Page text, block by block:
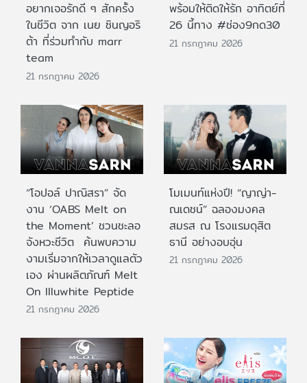
อยากเจอรักดี ๆ สักครั้ง
ในชีวิต จาก เนย ซินญอริ
ต้า ที่ร่วมทำกับ marr
team
21 กรกฎาคม 2026
พร้อมให้ติดให้รัก อาทิตย์ที่
26 นี้ทาง #ช่อง9กด30
21 กรกฎาคม 2026
“โอปอล์ ปาณิสรา” จัด
งาน ‘OABS Melt on
the Moment’ ชวนชะลอ
จังหวะชีวิต ค้นพบความ
งามเริ่มจากให้เวลาดูแลตัว
เอง ผ่านผลิตภัณฑ์ Melt
On Illuwhite Peptide
21 กรกฎาคม 2026
โมเมนท์แห่งปี! “ญาญ่า-
ณเดชน์” ฉลองมงคล
สมรส ณ โรงแรมดุสิต
ธานี อย่างอบอุ่น
21 กรกฎาคม 2026